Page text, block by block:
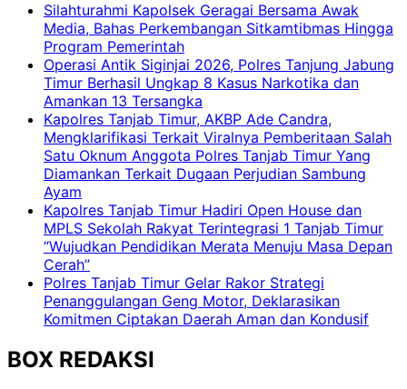
Silahturahmi Kapolsek Geragai Bersama Awak
Media, Bahas Perkembangan Sitkamtibmas Hingga
Program Pemerintah
Operasi Antik Siginjai 2026, Polres Tanjung Jabung
Timur Berhasil Ungkap 8 Kasus Narkotika dan
Amankan 13 Tersangka
Kapolres Tanjab Timur, AKBP Ade Candra,
Mengklarifikasi Terkait Viralnya Pemberitaan Salah
Satu Oknum Anggota Polres Tanjab Timur Yang
Diamankan Terkait Dugaan Perjudian Sambung
Ayam
Kapolres Tanjab Timur Hadiri Open House dan
MPLS Sekolah Rakyat Terintegrasi 1 Tanjab Timur
“Wujudkan Pendidikan Merata Menuju Masa Depan
Cerah”
Polres Tanjab Timur Gelar Rakor Strategi
Penanggulangan Geng Motor, Deklarasikan
Komitmen Ciptakan Daerah Aman dan Kondusif
BOX REDAKSI